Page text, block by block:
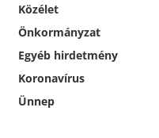
Közélet
Önkormányzat
Egyéb hirdetmény
Koronavírus
Ünnep